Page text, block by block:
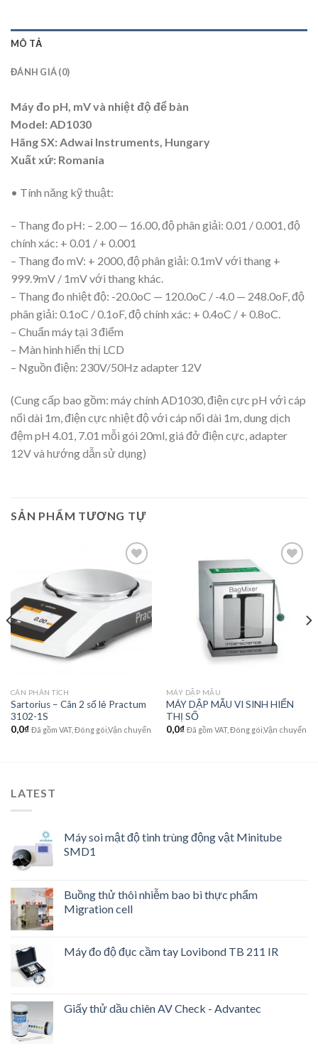
MÔ TẢ
ĐÁNH GIÁ (0)
Máy đo pH, mV và nhiệt độ để bàn
Model: AD1030
Hãng SX: Adwai Instruments, Hungary
Xuất xứ: Romania
• Tính năng kỹ thuật:
– Thang đo pH: – 2.00 — 16.00, độ phân giải: 0.01 / 0.001, độ
chính xác: + 0.01 / + 0.001
– Thang đo mV: + 2000, độ phân giải: 0.1mV với thang +
999.9mV / 1mV với thang khác.
– Thang đo nhiệt độ: -20.0oC — 120.0oC / -4.0 — 248.0oF, độ
phân giải: 0.1oC / 0.1oF, độ chính xác: + 0.4oC / + 0.8oC.
– Chuẩn máy tại 3 điểm
– Màn hình hiển thị LCD
– Nguồn điện: 230V/50Hz adapter 12V
(Cung cấp bao gồm: máy chính AD1030, điện cực pH với cáp
nối dài 1m, điện cực nhiệt độ với cáp nối dài 1m, dung dịch
đệm pH 4.01, 7.01 mỗi gói 20ml, giá đở điện cực, adapter
12V và hướng dẫn sử dụng)
SẢN PHẨM TƯƠNG TỰ
Add to
wishlist
CÂN PHÂN TÍCH
Sartorius – Cân 2 số lẻ Practum
3102-1S
0,0₫ Đã gồm VAT, Đóng gói,Vận chuyển
Add to
wishlist
MÁY DẬP MẪU
MÁY DẬP MẪU VI SINH HIỂN
THỊ SỐ
0,0₫ Đã gồm VAT, Đóng gói,Vận chuyển
LATEST
Máy soi mật độ tinh trùng động vật Minitube
SMD1
Buồng thử thôi nhiễm bao bì thực phẩm
Migration cell
Máy đo độ đục cầm tay Lovibond TB 211 IR
Giấy thử dầu chiên AV Check - Advantec